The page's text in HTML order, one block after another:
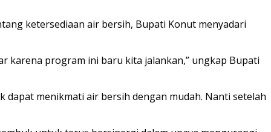
ketersediaan air bersih, Bupati Konut menyadari
karena program ini baru kita jalankan,” ungkap Bupati
dapat menikmati air bersih dengan mudah. Nanti setelah